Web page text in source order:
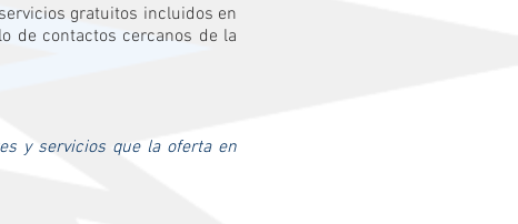
gratuitos incluidos en
de contactos cercanos de la
y servicios que la oferta en